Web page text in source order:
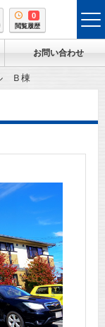
0
閲覧履歴
お問い合わせ
Ｂ棟